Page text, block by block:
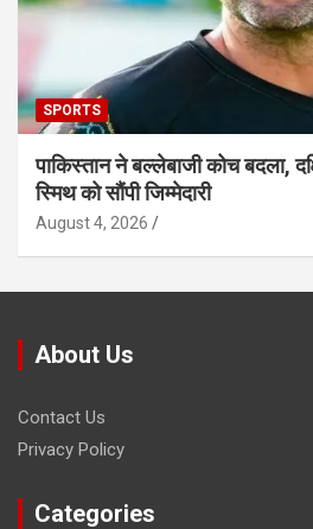
SPORTS
पाकिस्तान ने बल्लेबाजी कोच बदला,
स्मिथ को सौंपी जिम्मेदारी
August 4, 2026
About Us
Contact Us
Privacy Policy
Categories